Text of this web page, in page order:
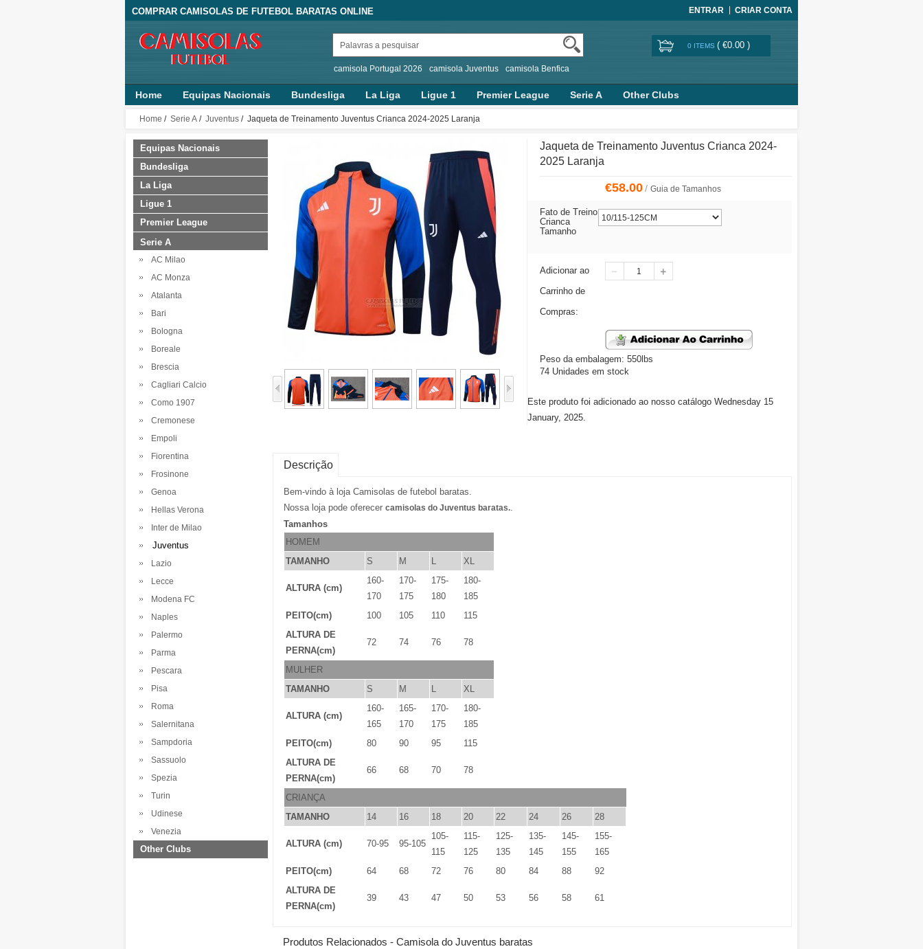
COMPRAR CAMISOLAS DE FUTEBOL BARATAS ONLINE ENTRAR CRIAR CONTA
camisola Portugal 2026 camisola Juventus camisola Benfica
0 ITEMS ( €0.00 )
Home Equipas Nacionais Bundesliga La Liga Ligue 1 Premier League Serie A Other Clubs
Home / Serie A / Juventus / Jaqueta de Treinamento Juventus Crianca 2024-2025 Laranja
Equipas Nacionais
Bundesliga
La Liga
Ligue 1
Premier League
Serie A
AC Milao
AC Monza
Atalanta
Bari
Bologna
Boreale
Brescia
Cagliari Calcio
Como 1907
Cremonese
Empoli
Fiorentina
Frosinone
Genoa
Hellas Verona
Inter de Milao
Juventus
Lazio
Lecce
Modena FC
Naples
Palermo
Parma
Pescara
Pisa
Roma
Salernitana
Sampdoria
Sassuolo
Spezia
Turin
Udinese
Venezia
Other Clubs
Jaqueta de Treinamento Juventus Crianca 2024-
2025 Laranja
€58.00/ Guia de Tamanhos
Fato de Treino
Crianca
Tamanho
Adicionar ao
Carrinho de
Compras:
Peso da embalagem: 550lbs
74 Unidades em stock
Este produto foi adicionado ao nosso catálogo Wednesday 15
January, 2025.
Descrição
Bem-vindo à loja Camisolas de futebol baratas.
Nossa loja pode oferecer camisolas do Juventus baratas..
Tamanhos
HOMEM
TAMANHO
S M L XL
ALTURA (cm)
160-
170
170-
175
175-
180
180-
185
PEITO(cm)
100 105 110
115
ALTURA DE
PERNA(cm)
72 74 76 78
MULHER
TAMANHO
S M L XL
ALTURA (cm)
160-
165
165-
170
170-
175
180-
185
PEITO(cm)
80 90 95
115
ALTURA DE
PERNA(cm)
66 68 70 78
CRIANÇA
TAMANHO
14 16 18 20 22 24 26 28
ALTURA (cm) 70-95 95-105
105-
115
115-
125
125-
135
135-
145
145-
155
155-
165
PEITO(cm)
64 68 72 76 80 84 88
92
ALTURA DE
PERNA(cm)
39 43 47 50 53 56 58 61
Produtos Relacionados - Camisola do Juventus baratas